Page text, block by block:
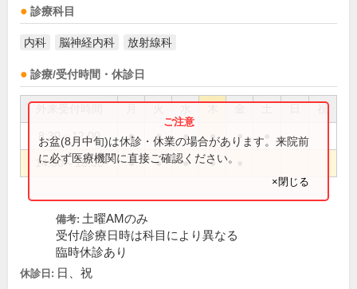
診療科目
内科 脳神経内科 放射線科
診療/受付時間・休診日
祝
8:30～12:00 ● ● ● ● ●
14:30～18:00 ● ● ● ●
お盆(8月中旬)は休診・休業の場合があります。来院前
に必ず医療機関に直接ご確認ください。
×閉じる
備考: 土曜AMのみ
受付/診療日時は科目により異なる
臨時休診あり
休診日: 日、祝